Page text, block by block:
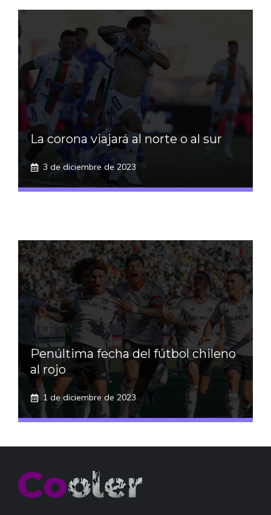
La corona viajará al norte o al sur
3 de diciembre de 2023
Penúltima fecha del fútbol chileno
al rojo
1 de diciembre de 2023